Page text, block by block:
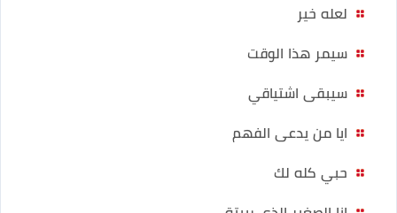
لعله خير
سيمر هذا الوقت
سيبقى اشتياقي
ايا من يدعى الفهم
حبي كله لك